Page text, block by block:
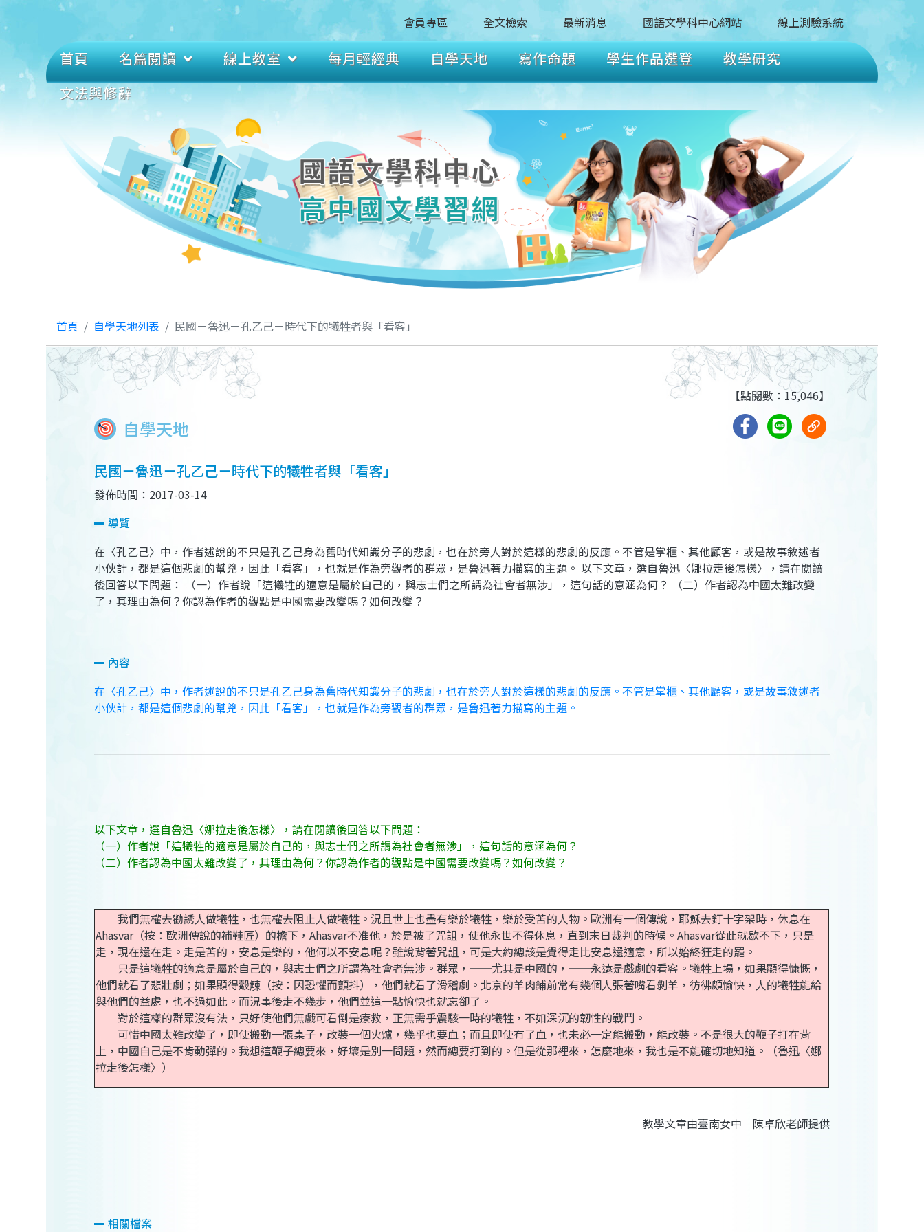
會員專區 全文檢索 最新消息 國語文學科中心網站 線上測驗系統
首頁 名篇閱讀 線上教室 每月輕經典 自學天地 寫作命題 學生作品選登
教學研究
文法與修辭
首頁 自學天地列表 民國－魯迅－孔乙己－時代下的犧牲者與「看客」
自學天地
【點閱數：15,046】
民國－魯迅－孔乙己－時代下的犧牲者與「看客」
發佈時間：2017-03-14
導覽
在〈孔乙己〉中，作者述說的不只是孔乙己身為舊時代知識分子的悲劇，也在於旁人對於這樣的悲劇的反應。不管是掌櫃、其他顧客，或是故事敘述者
小伙計，都是這個悲劇的幫兇，因此「看客」，也就是作為旁觀者的群眾，是魯迅著力描寫的主題。 以下文章，選自魯迅〈娜拉走後怎樣〉，請在閱讀
後回答以下問題： （一）作者說「這犧牲的適意是屬於自己的，與志士們之所謂為社會者無涉」，這句話的意涵為何？ （二）作者認為中國太難改變
了，其理由為何？你認為作者的觀點是中國需要改變嗎？如何改變？
內容
在〈孔乙己〉中，作者述說的不只是孔乙己身為舊時代知識分子的悲劇，也在於旁人對於這樣的悲劇的反應。不管是掌櫃、其他顧客，或是故事敘述者
小伙計，都是這個悲劇的幫兇，因此「看客」，也就是作為旁觀者的群眾，是魯迅著力描寫的主題。
以下文章，選自魯迅〈娜拉走後怎樣〉，請在閱讀後回答以下問題：
（一）作者說「這犧牲的適意是屬於自己的，與志士們之所謂為社會者無涉」，這句話的意涵為何？
（二）作者認為中國太難改變了，其理由為何？你認為作者的觀點是中國需要改變嗎？如何改變？
我們無權去勸誘人做犧牲，也無權去阻止人做犧牲。況且世上也盡有樂於犧牲，樂於受苦的人物。歐洲有一個傳說，耶穌去釘十字架時，休息在
Ahasvar（按：歐洲傳說的補鞋匠）的檐下，Ahasvar不准他，於是被了咒詛，使他永世不得休息，直到末日裁判的時候。Ahasvar從此就歇不下，只是
走，現在還在走。走是苦的，安息是樂的，他何以不安息呢？雖說背著咒詛，可是大約總該是覺得走比安息還適意，所以始終狂走的罷。
只是這犧牲的適意是屬於自己的，與志士們之所謂為社會者無涉。群眾，──尤其是中國的，──永遠是戲劇的看客。犧牲上場，如果顯得慷慨，
他們就看了悲壯劇；如果顯得觳觫（按：因恐懼而顫抖），他們就看了滑稽劇。北京的羊肉鋪前常有幾個人張著嘴看剝羊，彷彿頗愉快，人的犧牲能給
與他們的益處，也不過如此。而況事後走不幾步，他們並這一點愉快也就忘卻了。
對於這樣的群眾沒有法，只好使他們無戲可看倒是療救，正無需乎震駭一時的犧牲，不如深沉的韌性的戰鬥。
可惜中國太難改變了，即使搬動一張桌子，改裝一個火爐，幾乎也要血；而且即使有了血，也未必一定能搬動，能改裝。不是很大的鞭子打在背
上，中國自己是不肯動彈的。我想這鞭子總要來，好壞是別一問題，然而總要打到的。但是從那裡來，怎麼地來，我也是不能確切地知道。（魯迅〈娜
拉走後怎樣〉）
教學文章由臺南女中 陳卓欣老師提供
相關檔案